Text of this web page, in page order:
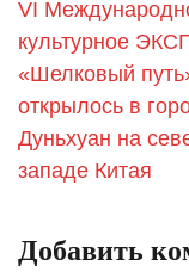
VI
культурное
«Шелковый
открылось в
Дуньхуан на
западе Китая
Добавить